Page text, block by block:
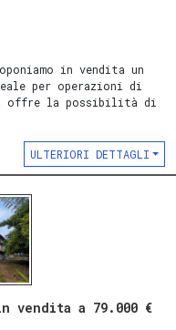
in vendita un
per operazioni di
offre la possibilità di
ULTERIORI DETTAGLI
vendita a 79.000 €